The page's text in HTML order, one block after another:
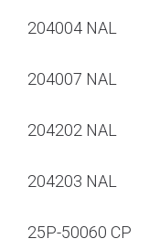
204004 NAL
204007 NAL
204202 NAL
204203 NAL
25P-50060 CP